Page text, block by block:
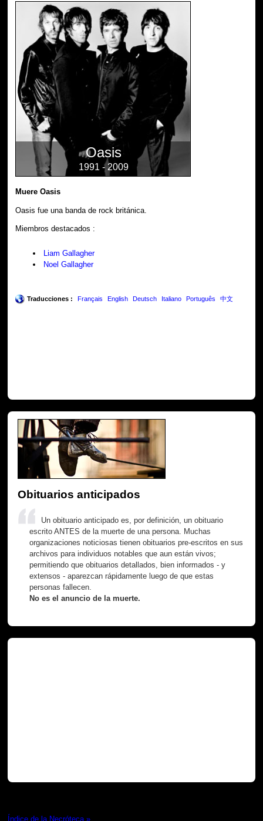
Oasis
1991 - 2009
Muere Oasis
Oasis fue una banda de rock británica.
Miembros destacados :
Liam Gallagher
Noel Gallagher
Traducciones : Français English Deutsch Italiano Português 中文
Obituarios anticipados
Un obituario anticipado es, por definición, un obituario
escrito ANTES de la muerte de una persona. Muchas
organizaciones noticiosas tienen obituarios pre-escritos en sus
archivos para individuos notables que aun están vivos;
permitiendo que obituarios detallados, bien informados - y
extensos - aparezcan rápidamente luego de que estas
personas fallecen.
No es el anuncio de la muerte.
Índice de la Necróteca »